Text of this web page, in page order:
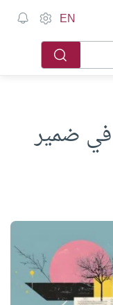
EN
في ضمير